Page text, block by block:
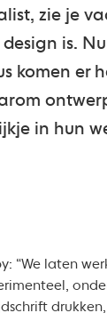
zie je
design is.
komen er
in hun
“We laten